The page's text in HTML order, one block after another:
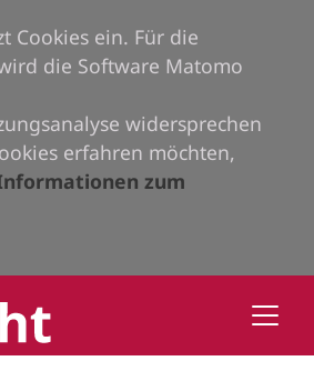
Cookies ein. Für die
die Software Matomo
widersprechen
erfahren möchten,
zum